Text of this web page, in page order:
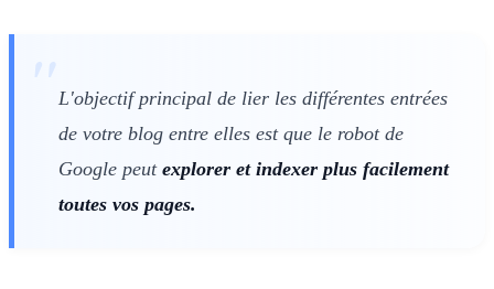
L'objectif principal de lier les différentes entrées
de votre blog entre elles est que le robot de
Google peut explorer et indexer plus facilement
toutes vos pages.